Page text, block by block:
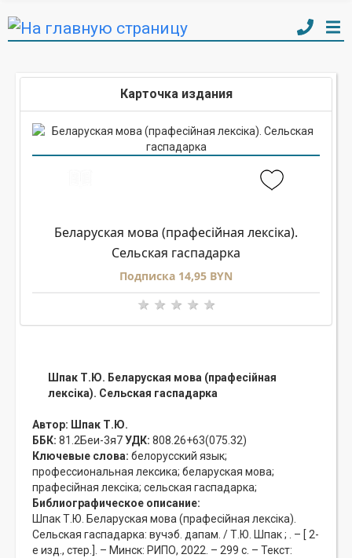
Карточка издания
Беларуская мова (прафесiйная лексiка).
Сельская гаспадарка
Подписка 14,95 BYN
Шпак Т.Ю. Беларуская мова (прафесiйная
лексiка). Сельская гаспадарка
Автор: Шпак Т.Ю.
ББК: 81.2Беи-3я7УДК: 808.26+63(075.32)
Ключевые слова: белорусский язык;
профессиональная лексика; беларуская мова;
прафесійная лексіка; сельская гаспадарка;
Библиографическое описание:
Шпак Т.Ю. Беларуская мова (прафесiйная лексiка).
Сельская гаспадарка: вучэб. дапам. / Т.Ю. Шпак ; . – [ 2-
е изд., стер.]. – Минск: РИПО, 2022. – 299 с. – Текст: